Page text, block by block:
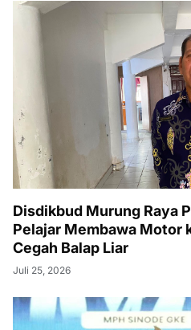
Disdikbud Murung Raya
Pelajar Membawa Motor
Cegah Balap Liar
Juli 25, 2026